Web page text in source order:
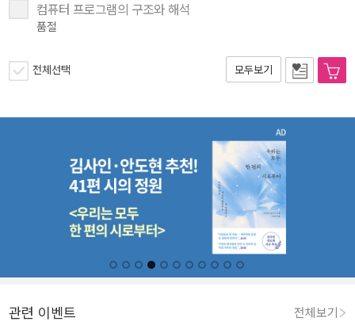
컴퓨터 프로그램의 구조와 해석
품절
전체선택 모두보기
관련 이벤트 전체보기